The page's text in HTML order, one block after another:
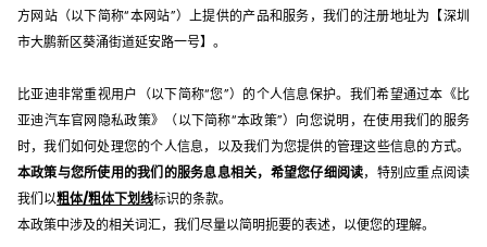
方网站（以下简称“本网站”）上提供的产品和服务，我们的注册地址为【深圳
市大鹏新区葵涌街道延安路一号】。
比亚迪非常重视用户（以下简称“您”）的个人信息保护。我们希望通过本《比
亚迪汽车官网隐私政策》（以下简称“本政策”）向您说明，在使用我们的服务
时，我们如何处理您的个人信息，以及我们为您提供的管理这些信息的方式。
本政策与您所使用的我们的服务息息相关，希望您仔细阅读，特别应重点阅读
我们以粗体/粗体下划线标识的条款。
本政策中涉及的相关词汇，我们尽量以简明扼要的表述，以便您的理解。